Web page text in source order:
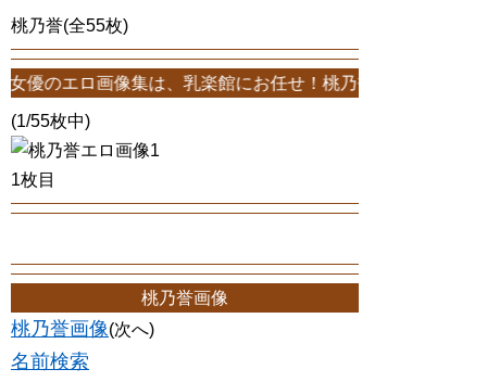
桃乃誉(全55枚)
画像集は、乳楽館にお任せ！桃乃誉エロ画像が55枚！こ
(1/55枚中)
1枚目
桃乃誉画像
桃乃誉画像(次へ)
名前検索